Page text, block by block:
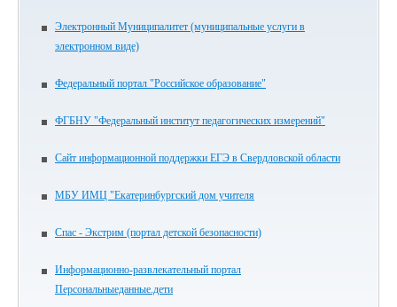
Электронный Муниципалитет (муниципальные услуги в
электронном виде)
Федеральный портал "Российское образование"
ФГБНУ "Федеральный институт педагогических измерений"
Сайт информационной поддержки ЕГЭ в Свердловской области
МБУ ИМЦ "Екатеринбургский дом учителя
Спас - Экстрим (портал детской безопасности)
Информационно-развлекательный портал
Персональныеданные.дети